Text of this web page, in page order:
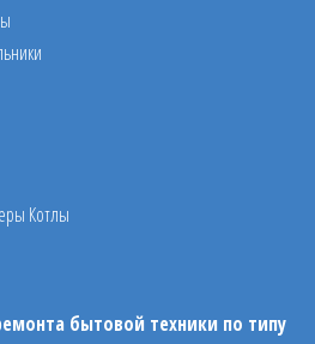
Котлы
бытовой техники по типу